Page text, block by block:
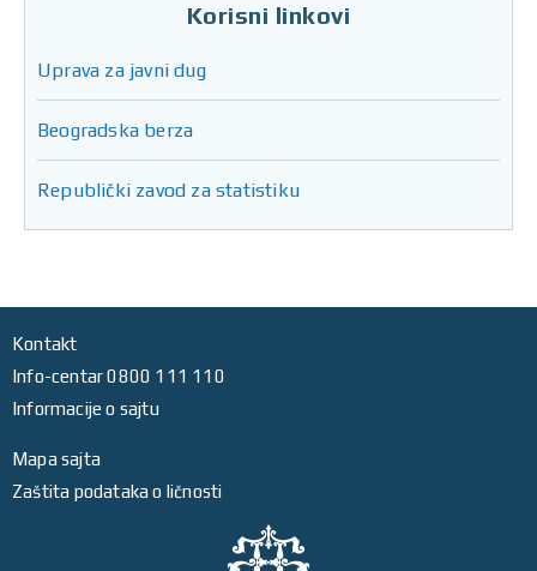
Korisni linkovi
Uprava za javni dug
Beogradska berza
Republički zavod za statistiku
Kontakt
Info-centar 0800 111 110
Informacije o sajtu
Mapa sajta
Zaštita podataka o ličnosti